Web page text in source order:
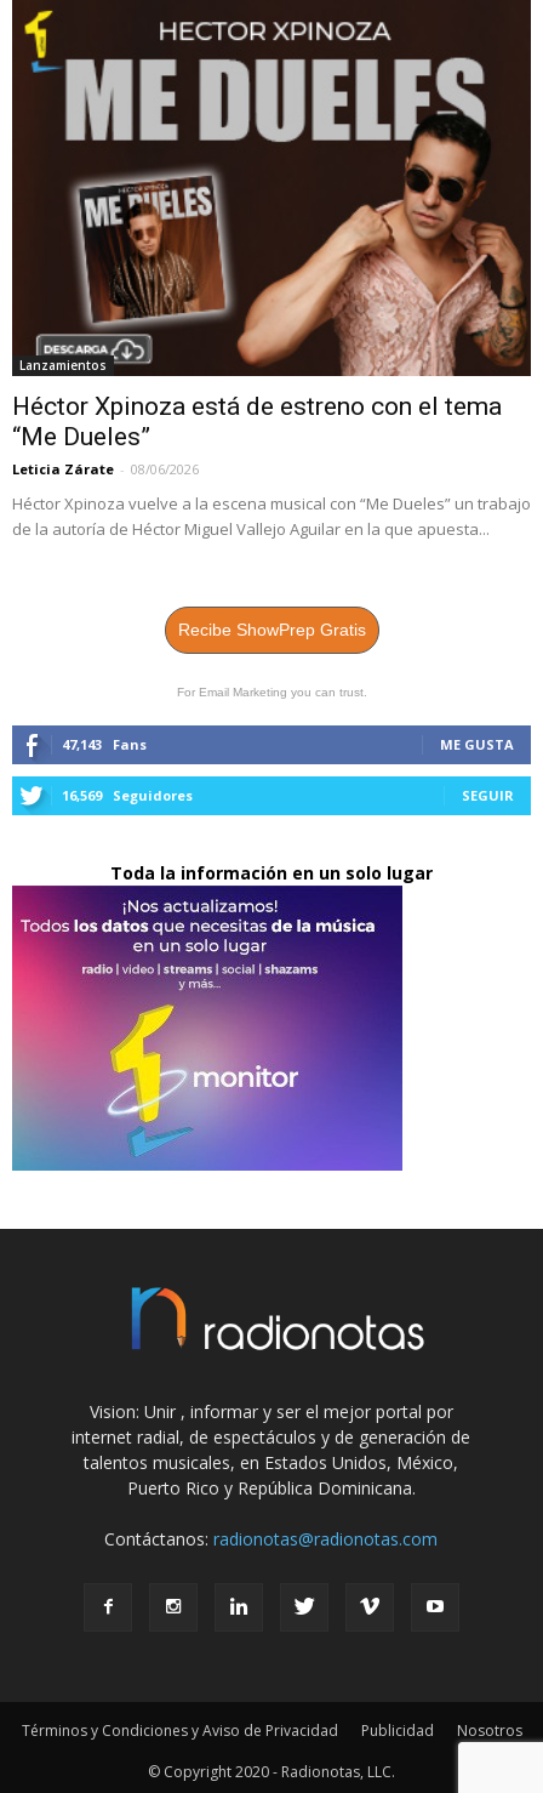
Lanzamientos
Héctor Xpinoza está de estreno con el tema
“Me Dueles”
Leticia Zárate - 08/06/2026
Héctor Xpinoza vuelve a la escena musical con “Me Dueles” un trabajo
de la autoría de Héctor Miguel Vallejo Aguilar en la que apuesta...
Recibe ShowPrep Gratis
For Email Marketing you can trust.
47,143 Fans ME GUSTA
16,569 Seguidores SEGUIR
Toda la información en un solo lugar
Vision: Unir , informar y ser el mejor portal por
internet radial, de espectáculos y de generación de
talentos musicales, en Estados Unidos, México,
Puerto Rico y República Dominicana.
Contáctanos:radionotas@radionotas.com
Términos y Condiciones y Aviso de Privacidad Publicidad
Nosotros
© Copyright 2020 - Radionotas, LLC.